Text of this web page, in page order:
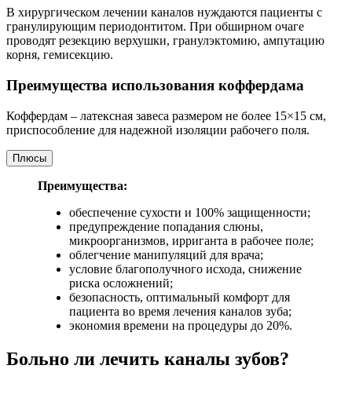
В хирургическом лечении каналов нуждаются пациенты с
гранулирующим периодонтитом. При обширном очаге
проводят резекцию верхушки, гранулэктомию, ампутацию
корня, гемисекцию.
Преимущества использования коффердама
Коффердам – латексная завеса размером не более 15×15 см,
приспособление для надежной изоляции рабочего поля.
Плюсы
Преимущества:
обеспечение сухости и 100% защищенности;
предупреждение попадания слюны,
микроорганизмов, ирриганта в рабочее поле;
облегчение манипуляций для врача;
условие благополучного исхода, снижение
риска осложнений;
безопасность, оптимальный комфорт для
пациента во время лечения каналов зуба;
экономия времени на процедуры до 20%.
Больно ли лечить каналы зубов?